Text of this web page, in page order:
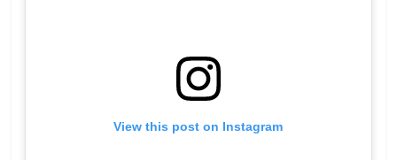
View this post on Instagram